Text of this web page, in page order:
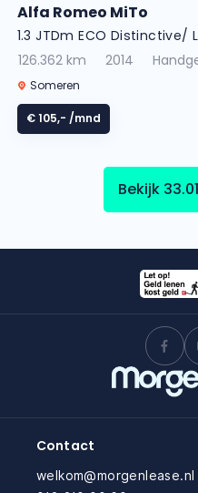
Alfa Romeo MiTo
1.3 JTDm ECO Distinctive/
126.362 km
2014
Someren
€ 105,- /mnd
Bekijk
Contact
welkom@morgenlease.nl